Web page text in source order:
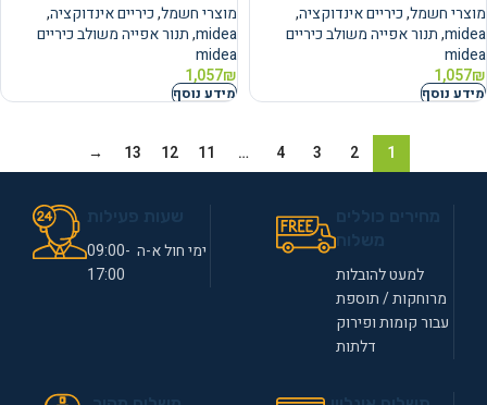
מוצרי חשמל,כיריים אינדוקציה,
midea
,תנור אפייה משולב כיריים
midea
1,057₪
מידע נוסף
מוצרי חשמל,כיריים אינדוקציה,
midea
,תנור אפייה משולב כיריים
midea
1,057₪
מידע נוסף
1
2
3
4
…
11
12
13
→
למעט להובלות
מרוחקות / תוספת
עבור קומות ופירוק
דלתות
ימי חול א-ה 09:00-
17:00